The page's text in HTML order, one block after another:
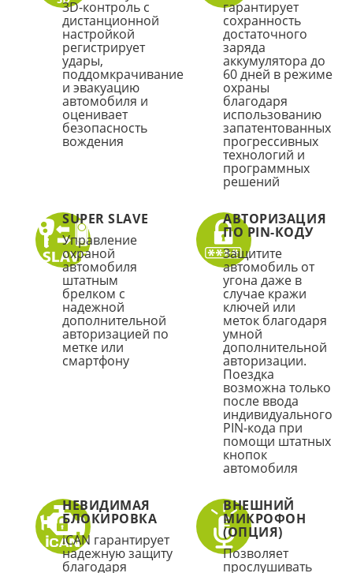
3D-контроль с
дистанционной
настройкой
регистрирует
удары,
поддомкрачивание
и эвакуацию
автомобиля и
оценивает
безопасность
вождения
гарантирует
сохранность
достаточного
заряда
аккумулятора до
60 дней в режиме
охраны
благодаря
использованию
запатентованных
прогрессивных
технологий и
программных
решений
SUPER SLAVE
Управление
охраной
автомобиля
штатным
брелком с
надежной
дополнительной
авторизацией по
метке или
смартфону
АВТОРИЗАЦИЯ
ПО PIN-КОДУ
Защитите
автомобиль от
угона даже в
случае кражи
ключей или
меток благодаря
умной
дополнительной
авторизации.
Поездка
возможна только
после ввода
индивидуального
PIN-кода при
помощи штатных
кнопок
автомобиля
НЕВИДИМАЯ
БЛОКИРОВКА
iCAN гарантирует
надежную защиту
благодаря
ВНЕШНИЙ
МИКРОФОН
(ОПЦИЯ)
Позволяет
прослушивать